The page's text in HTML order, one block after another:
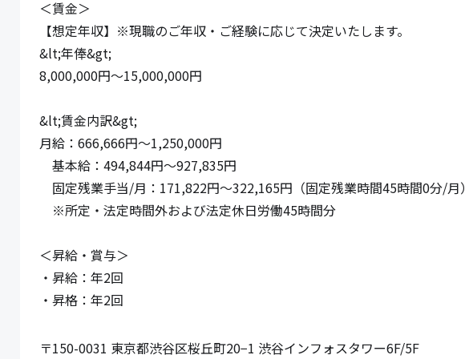
＜賃金＞
【想定年収】※現職のご年収・ご経験に応じて決定いたします。
&lt;年俸&gt;
8,000,000円〜15,000,000円
&lt;賃金内訳&gt;
月給：666,666円〜1,250,000円
基本給：494,844円〜927,835円
固定残業手当/月：171,822円〜322,165円（固定残業時間45時間0分/月）
※所定・法定時間外および法定休日労働45時間分
＜昇給・賞与＞
・昇給：年2回
・昇格：年2回
〒150-0031 東京都渋谷区桜丘町20−1 渋谷インフォスタワー6F/5F